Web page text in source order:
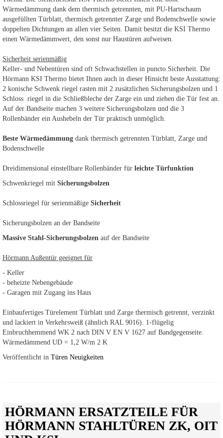
Wärmedämmung dank dem thermisch getrennten, mit PU-Hartschaum
ausgefüllten Türblatt, thermisch getrennter Zarge und Bodenschwelle sowie
doppelten Dichtungen an allen vier Seiten. Damit besitzt die KSI Thermo
einen Wärmedämmwert, den sonst nur Haustüren aufweisen.
Sicherheit serienmäßig
Keller- und Nebentüren sind oft Schwachstellen in puncto Sicherheit. Die
Hörmann KSI Thermo bietet Ihnen auch in dieser Hinsicht beste Ausstattung:
2 konische Schwenk riegel rasten mit 2 zusätzlichen Sicherungsbolzen und 1
Schloss riegel in die Schließbleche der Zarge ein und ziehen die Tür fest an.
Auf der Bandseite machen 3 weitere Sicherungsbolzen und die 3
Rollenbänder ein Aushebeln der Tür praktisch unmöglich.
Beste Wärmedämmung dank thermisch getrennten Türblatt, Zarge und
Bodenschwelle
Dreidimensional einstellbare Rollenbänder für leichte Türfunktion
Schwenkriegel mit Sicherungsbolzen
Schlossriegel für serienmäßige Sicherheit
Sicherungsbolzen an der Bandseite
Massive Stahl-Sicherungsbolzen auf der Bandseite
Hörmann Außentür geeignet für
- Keller
- beheizte Nebengebäude
- Garagen mit Zugang ins Haus
Einbaufertiges Türelement Türblatt und Zarge thermisch getrennt, verzinkt
und lackiert in Verkehrsweiß (ähnlich RAL 9016). 1-flügelig
Einbruchhemmend WK 2 nach DIN V EN V 1627 auf Bandgegenseite.
Wärmedämmend UD = 1,2 W/m 2 K
Veröffentlicht in Türen Neuigkeiten
HÖRMANN ERSATZTEILE FÜR
HÖRMANN STAHLTÜREN ZK, OIT